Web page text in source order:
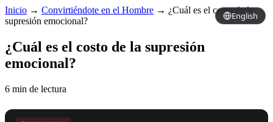
English
Inicio → Convirtiéndote en el Hombre → ¿Cuál es el costo de la
supresión emocional?
¿Cuál es el costo de la supresión
emocional?
6 min de lectura